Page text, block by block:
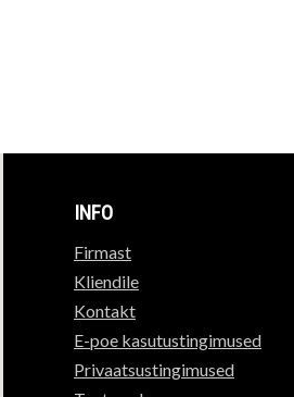
INFO
Firmast
Kliendile
Kontakt
E-poe kasutustingimused
Privaatsustingimused